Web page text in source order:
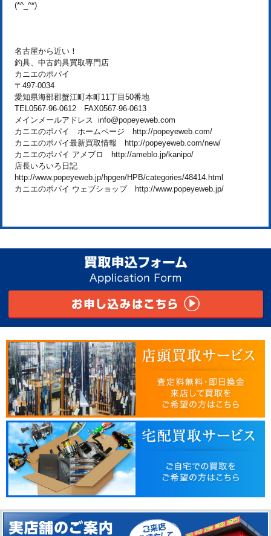
(*^_^*)
名古屋から近い！
釣具、中古釣具買取専門店
カニエのポパイ
〒497-0034
愛知県海部郡蟹江町本町11丁目50番地
TEL0567-96-0612 FAX0567-96-0613
メインメールアドレス info@popeyeweb.com
カニエのポパイ ホームページ http://popeyeweb.com/
カニエのポパイ最新買取情報 http://popeyeweb.com/new/
カニエのポパイ アメブロ http://ameblo.jp/kanipo/
店長いろいろ日記
http://www.popeyeweb.jp/hpgen/HPB/categories/48414.html
カニエのポパイ ウェブショップ http://www.popeyeweb.jp/